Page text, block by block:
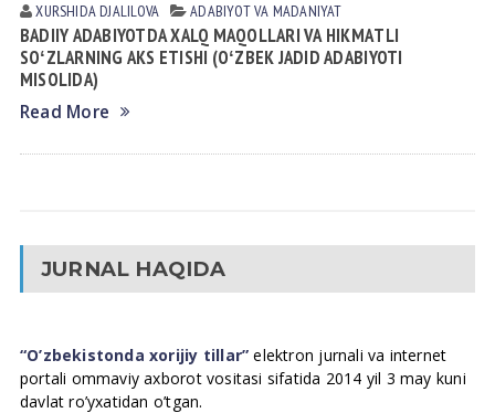
XURSHIDA DJALILOVA АDАBIYOT VА MАDАNIYAT
BАDIIY АDАBIYOTDА XАLQ MАQOLLАRI VА HIKMАTLI
SOʻZLАRNING АKS ETISHI (OʻZBEK JАDID АDАBIYOTI
MISOLIDА)
Read More
JURNAL HAQIDA
“O’zbekistonda xorijiy tillar” elektron jurnali va internet
portali ommaviy axborot vositasi sifatida 2014 yil 3 may kuni
davlat ro’yxatidan o’tgan.